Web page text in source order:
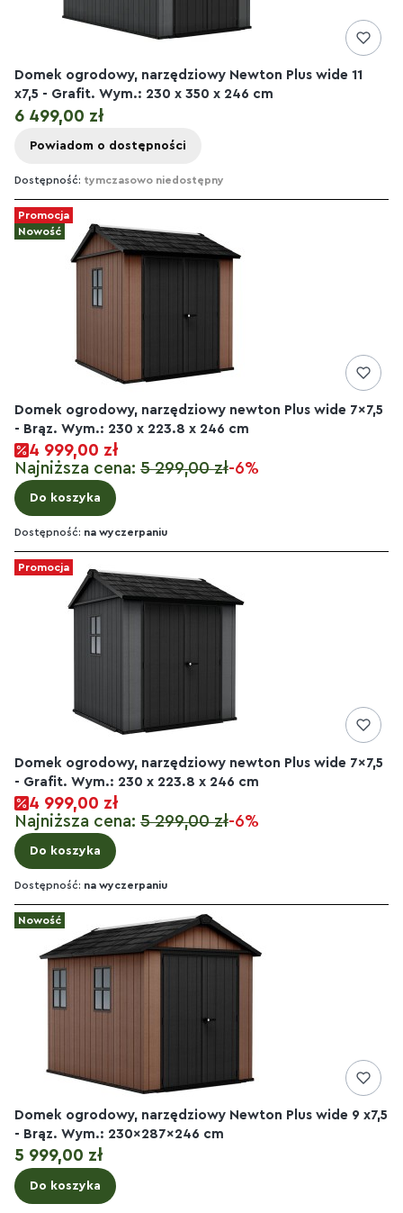
Domek ogrodowy, narzędziowy Newton Plus wide 11
x7,5 - Grafit. Wym.: 230 x 350 x 246 cm
Cena
6 499,00 zł
Powiadom o dostępności
Dostępność: tymczasowo niedostępny
Promocja
Nowość
Domek ogrodowy, narzędziowy newton Plus wide 7x7,5
- Brąz. Wym.: 230 x 223.8 x 246 cm
4 999,00 zł
Najniższa cena: 5 299,00 zł-6%
Do koszyka
Dostępność: na wyczerpaniu
Promocja
Domek ogrodowy, narzędziowy newton Plus wide 7x7,5
- Grafit. Wym.: 230 x 223.8 x 246 cm
4 999,00 zł
Najniższa cena: 5 299,00 zł-6%
Do koszyka
Dostępność: na wyczerpaniu
Nowość
Domek ogrodowy, narzędziowy Newton Plus wide 9 x7,5
- Brąz. Wym.: 230x287x246 cm
Cena
5 999,00 zł
Do koszyka